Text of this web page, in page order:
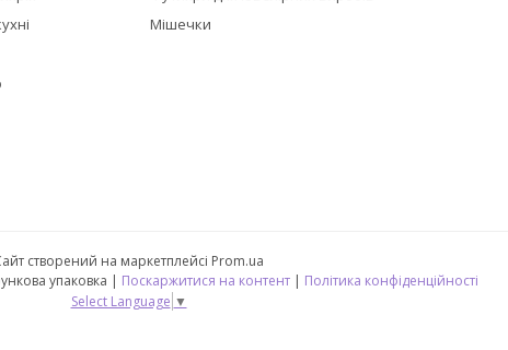
Мішечки
створений на маркетплейсі Prom.ua
🎁 CubeShop - подарунки та подарункова упаковка | Поскаржитися на контент | Політика конфіденційності
Select Language ▼